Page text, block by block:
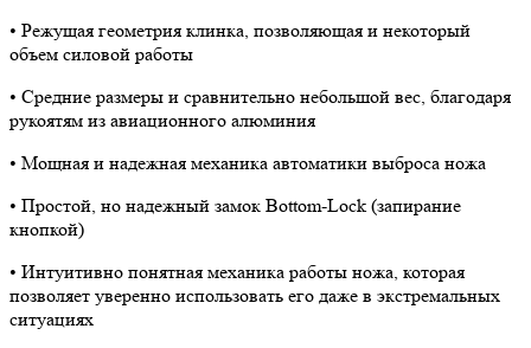
• Режущая геометрия клинка, позволяющая и некоторый
объем силовой работы
• Средние размеры и сравнительно небольшой вес, благодаря
рукоятям из авиационного алюминия
• Мощная и надежная механика автоматики выброса ножа
• Простой, но надежный замок Bottom-Lock (запирание
кнопкой)
• Интуитивно понятная механика работы ножа, которая
позволяет уверенно использовать его даже в экстремальных
ситуациях